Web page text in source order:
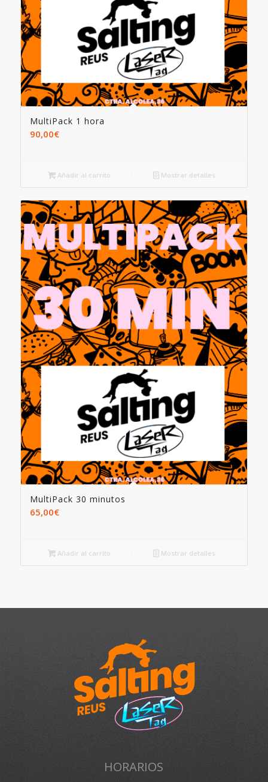
MultiPack 1 hora
90,00€
Añadir al carrito Mostrar detalles
MultiPack 30 minutos
65,00€
Añadir al carrito Mostrar detalles
HORARIOS